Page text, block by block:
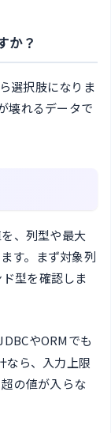
か？
選択肢になりま
壊れるデータで
、列型や最大
す。まず対象列
型を確認しま
やORMでも
なら、入力上限
の値が入らな